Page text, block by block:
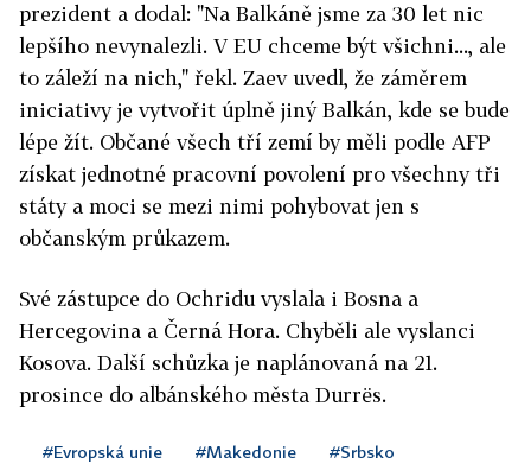
prezident a dodal: "Na Balkáně jsme za 30 let nic
lepšího nevynalezli. V EU chceme být všichni..., ale
to záleží na nich," řekl. Zaev uvedl, že záměrem
iniciativy je vytvořit úplně jiný Balkán, kde se bude
lépe žít. Občané všech tří zemí by měli podle AFP
získat jednotné pracovní povolení pro všechny tři
státy a moci se mezi nimi pohybovat jen s
občanským průkazem.
Své zástupce do Ochridu vyslala i Bosna a
Hercegovina a Černá Hora. Chyběli ale vyslanci
Kosova. Další schůzka je naplánovaná na 21.
prosince do albánského města Durrës.
#Evropská unie #Makedonie #Srbsko